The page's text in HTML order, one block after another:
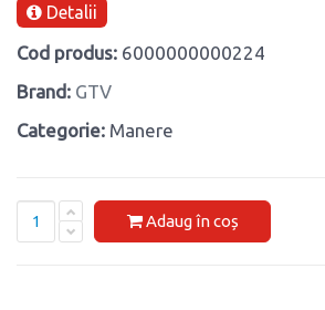
Detalii
Cod produs: 6000000000224
Brand: GTV
Categorie: Manere
Adaug în coș